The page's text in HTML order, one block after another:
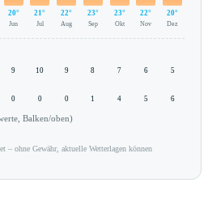
20°
Jun
21°
Jul
22°
Aug
23°
Sep
23°
Okt
22°
Nov
20°
Dez
9 10 9 8 7 6 5
0 0 0 1 4 5 6
Balken/oben)
– ohne Gewähr, aktuelle Wetterlagen können